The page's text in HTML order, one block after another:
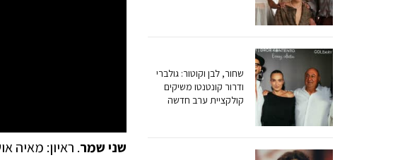
שני שמר. ראיון: מאיה
שחור, לבן וקוטור: גולברי
ודרור קונטנטו משיקים
קולקציית ערב חדשה